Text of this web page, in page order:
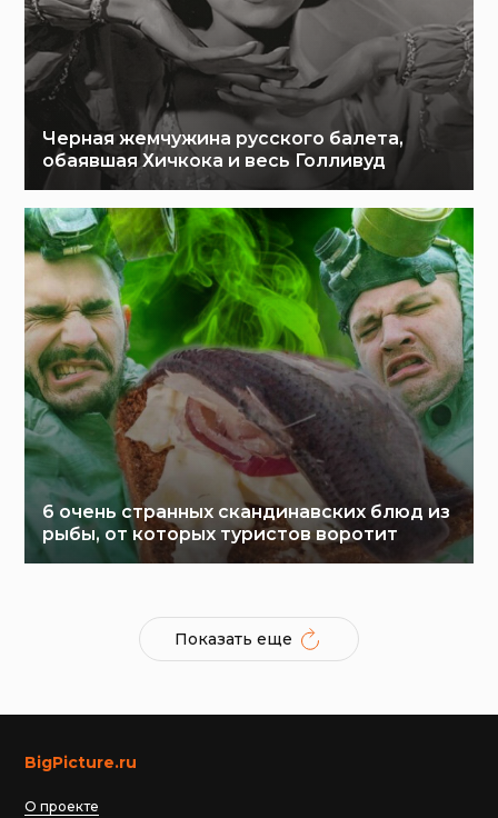
Черная жемчужина русского балета,
обаявшая Хичкока и весь Голливуд
6 очень странных скандинавских блюд из
рыбы, от которых туристов воротит
Показать еще
BigPicture.ru
О проекте